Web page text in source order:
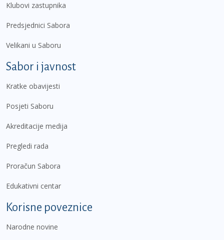
Klubovi zastupnika
Predsjednici Sabora
Velikani u Saboru
Sabor i javnost
Kratke obavijesti
Posjeti Saboru
Akreditacije medija
Pregledi rada
Proračun Sabora
Edukativni centar
Korisne poveznice
Narodne novine